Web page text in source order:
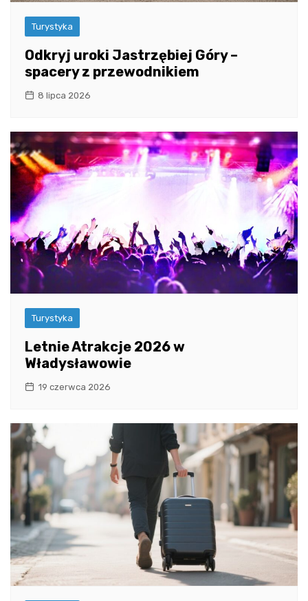
Turystyka
Odkryj uroki Jastrzębiej Góry –
spacery z przewodnikiem
8 lipca 2026
Turystyka
Letnie Atrakcje 2026 w
Władysławowie
19 czerwca 2026